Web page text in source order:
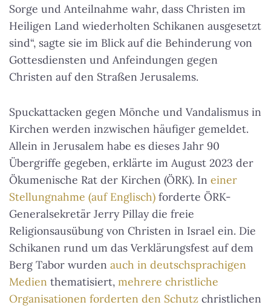
Sorge und Anteilnahme wahr, dass Christen im
Heiligen Land wiederholten Schikanen ausgesetzt
sind“, sagte sie im Blick auf die Behinderung von
Gottesdiensten und Anfeindungen gegen
Christen auf den Straßen Jerusalems.
Spuckattacken gegen Mönche und Vandalismus in
Kirchen werden inzwischen häufiger gemeldet.
Allein in Jerusalem habe es dieses Jahr 90
Übergriffe gegeben, erklärte im August 2023 der
Ökumenische Rat der Kirchen (ÖRK). In einer
Stellungnahme (auf Englisch) forderte ÖRK-
Generalsekretär Jerry Pillay die freie
Religionsausübung von Christen in Israel ein. Die
Schikanen rund um das Verklärungsfest auf dem
Berg Tabor wurden auch in deutschsprachigen
Medien thematisiert, mehrere christliche
Organisationen forderten den Schutz christlichen